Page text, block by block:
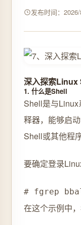
发布时间：
深入探索Linux
1. 什么是Shell
Shell是与Linux
释器，能够启
Shell或其他程
要确定登录
# fgrep
在这个示例中